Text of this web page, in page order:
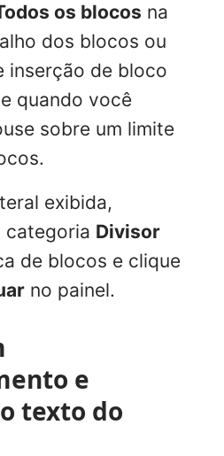
os blocos na
dos blocos ou
inserção de bloco
quando você
sobre um limite
exibida,
categoria Divisor
de blocos e clique
no painel.
e
texto do